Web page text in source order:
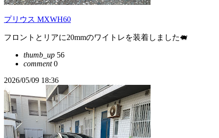
プリウス MXWH60
フロントとリアに20mmのワイトレを装着しました🐖
thumb_up 56
comment0
2026/05/09 18:36